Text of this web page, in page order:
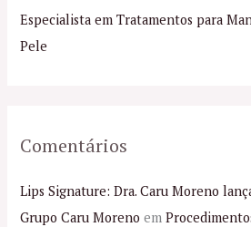
o
r
Especialista em Tratamentos para
Pele
Comentários
Lips Signature: Dra. Caru Moreno
Grupo Caru Moreno em